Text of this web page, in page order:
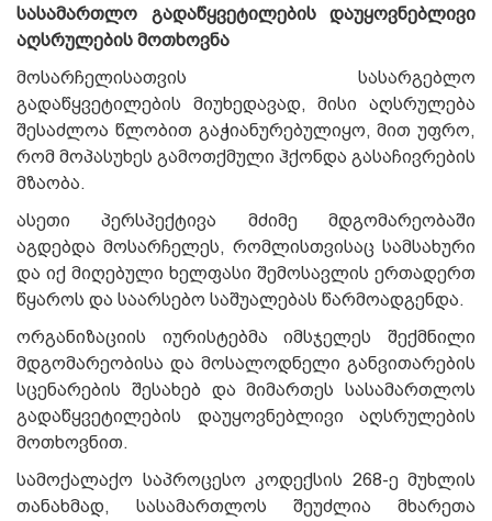
სასამართლო გადაწყვეტილების დაუყოვნებლივი
აღსრულების მოთხოვნა
მოსარჩელისათვის სასარგებლო
გადაწყვეტილების მიუხედავად, მისი აღსრულება
შესაძლოა წლობით გაჭიანურებულიყო, მით უფრო,
რომ მოპასუხეს გამოთქმული ჰქონდა გასაჩივრების
მზაობა.
ასეთი პერსპექტივა მძიმე მდგომარეობაში
აგდებდა მოსარჩელეს, რომლისთვისაც სამსახური
და იქ მიღებული ხელფასი შემოსავლის ერთადერთ
წყაროს და საარსებო საშუალებას წარმოადგენდა.
ორგანიზაციის იურისტებმა იმსჯელეს შექმნილი
მდგომარეობისა და მოსალოდნელი განვითარების
სცენარების შესახებ და მიმართეს სასამართლოს
გადაწყვეტილების დაუყოვნებლივი აღსრულების
მოთხოვნით.
სამოქალაქო საპროცესო კოდექსის 268-ე მუხლის
თანახმად, სასამართლოს შეუძლია მხარეთა